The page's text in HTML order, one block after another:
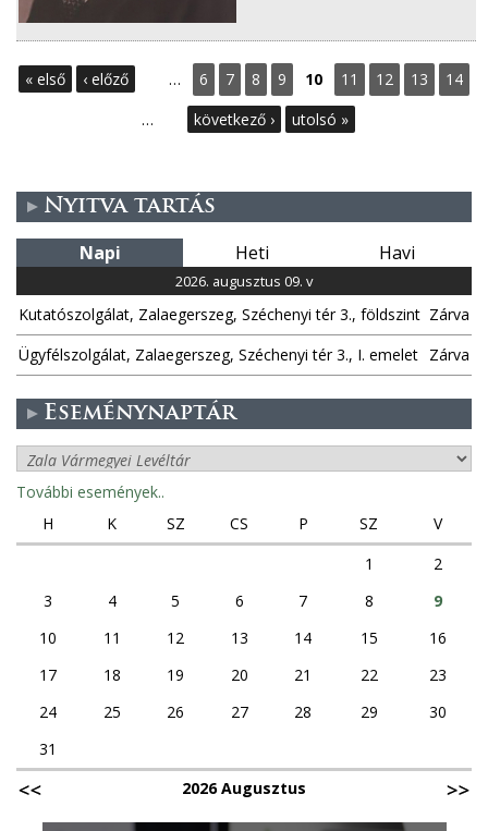
O
a
l
a
k
« első ‹ előző … 6 7 8 9 10 11 12 13
14
…
következő › utolsó »
Nyitva tartás
Napi Heti Havi
2026. augusztus 09. v
Kutatószolgálat, Zalaegerszeg, Széchenyi tér 3., földszint Zárva
Ügyfélszolgálat, Zalaegerszeg, Széchenyi tér 3., I. emelet Zárva
Eseménynaptár
További események..
H
K SZ CS P SZ
V
1
2
3
4 5 6 7 8
9
10
11 12 13 14 15
16
17
18 19 20 21 22
23
24
25 26 27 28 29
30
31
2026 Augusztus